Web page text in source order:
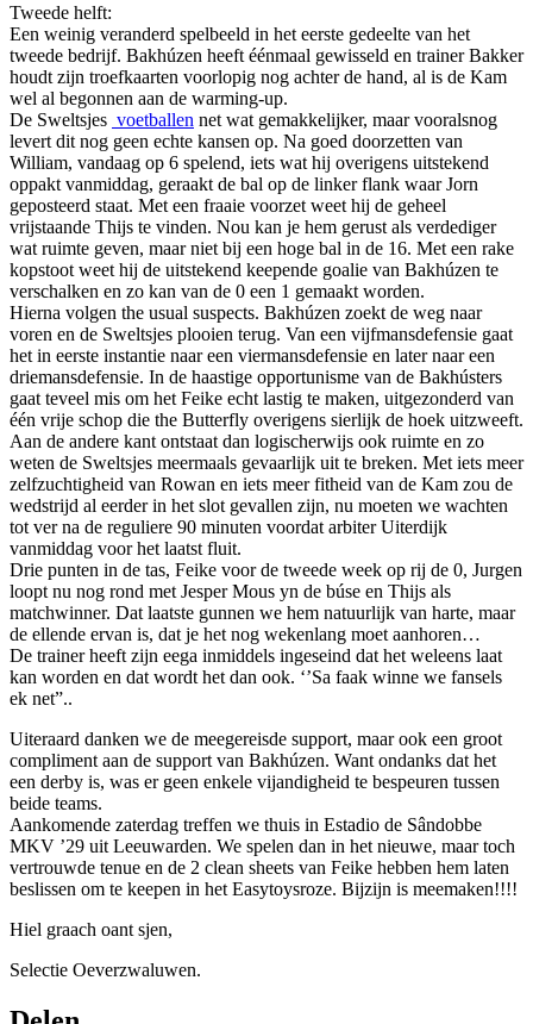
Tweede helft:
Een weinig veranderd spelbeeld in het eerste gedeelte van het
tweede bedrijf. Bakhúzen heeft éénmaal gewisseld en trainer Bakker
houdt zijn troefkaarten voorlopig nog achter de hand, al is de Kam
wel al begonnen aan de warming-up.
De Sweltsjes voetballen net wat gemakkelijker, maar vooralsnog
levert dit nog geen echte kansen op. Na goed doorzetten van
William, vandaag op 6 spelend, iets wat hij overigens uitstekend
oppakt vanmiddag, geraakt de bal op de linker flank waar Jorn
geposteerd staat. Met een fraaie voorzet weet hij de geheel
vrijstaande Thijs te vinden. Nou kan je hem gerust als verdediger
wat ruimte geven, maar niet bij een hoge bal in de 16. Met een rake
kopstoot weet hij de uitstekend keepende goalie van Bakhúzen te
verschalken en zo kan van de 0 een 1 gemaakt worden.
Hierna volgen the usual suspects. Bakhúzen zoekt de weg naar
voren en de Sweltsjes plooien terug. Van een vijfmansdefensie gaat
het in eerste instantie naar een viermansdefensie en later naar een
driemansdefensie. In de haastige opportunisme van de Bakhústers
gaat teveel mis om het Feike echt lastig te maken, uitgezonderd van
één vrije schop die the Butterfly overigens sierlijk de hoek uitzweeft.
Aan de andere kant ontstaat dan logischerwijs ook ruimte en zo
weten de Sweltsjes meermaals gevaarlijk uit te breken. Met iets meer
zelfzuchtigheid van Rowan en iets meer fitheid van de Kam zou de
wedstrijd al eerder in het slot gevallen zijn, nu moeten we wachten
tot ver na de reguliere 90 minuten voordat arbiter Uiterdijk
vanmiddag voor het laatst fluit.
Drie punten in de tas, Feike voor de tweede week op rij de 0, Jurgen
loopt nu nog rond met Jesper Mous yn de búse en Thijs als
matchwinner. Dat laatste gunnen we hem natuurlijk van harte, maar
de ellende ervan is, dat je het nog wekenlang moet aanhoren…
De trainer heeft zijn eega inmiddels ingeseind dat het weleens laat
kan worden en dat wordt het dan ook. ‘’Sa faak winne we fansels
ek net”..
Uiteraard danken we de meegereisde support, maar ook een groot
compliment aan de support van Bakhúzen. Want ondanks dat het
een derby is, was er geen enkele vijandigheid te bespeuren tussen
beide teams.
Aankomende zaterdag treffen we thuis in Estadio de Sândobbe
MKV ’29 uit Leeuwarden. We spelen dan in het nieuwe, maar toch
vertrouwde tenue en de 2 clean sheets van Feike hebben hem laten
beslissen om te keepen in het Easytoysroze. Bijzijn is meemaken!!!!
Hiel graach oant sjen,
Selectie Oeverzwaluwen.